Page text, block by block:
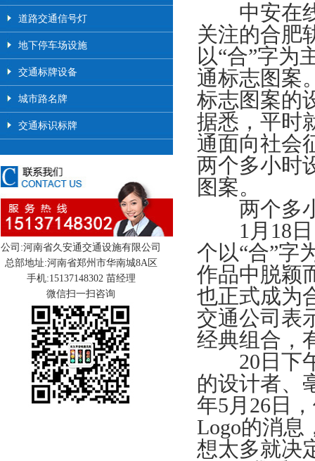
道路交通信号灯
地下停车场设施
交通标牌设备
城市路名牌
交通标识标牌
公司:河南省久安通交通设施有限公司
总部地址:河南省郑州市华南城8A区
手机:15137148302 苗经理
微信扫一扫咨询
中安在线
关注的合肥
以“合”字为
通标志图案
标志图案的
据悉，平时
通面向社会
两个多小时
图案。
两个多小
1月18日
个以“合”字
作品中脱颖
也正式成为
交通公司表
经典组合，
20日下午
的设计者、
年5月26日
Logo的消息
想太多就决